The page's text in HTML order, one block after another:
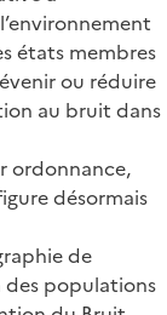
états membres
ou réduire
au bruit dans
ordonnance,
désormais
de
des populations